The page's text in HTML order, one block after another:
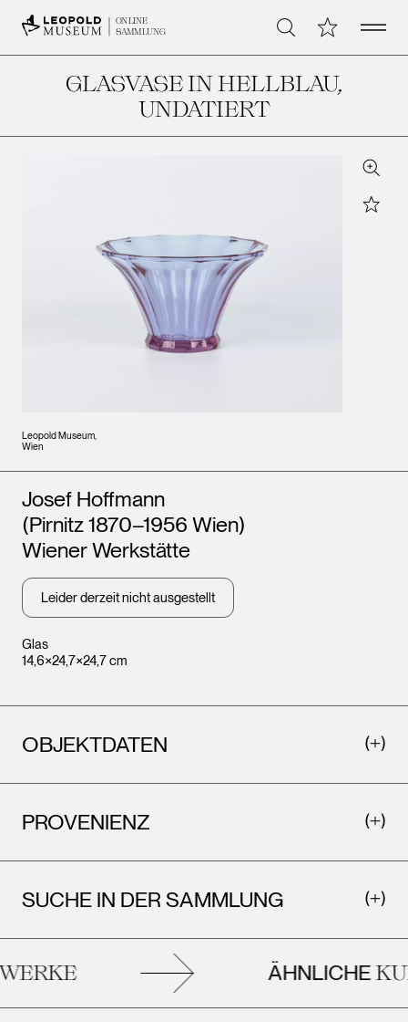
ONLINE
SAMMLUNG
Suche Meine Open
GLASVASE IN HELLBLAU,
UNDATIERT
Leopold Museum,
Wien
Zoom
Star
Glas
14,6×24,7×24,7 cm
Künstler*innen
Josef Hoffmann
(Pirnitz 1870–1956 Wien)
Wiener Werkstätte
Leider derzeit nicht ausgestellt
OBJEKTDATEN
PROVENIENZ
SUCHE IN DER SAMMLUNG
ÄHNLICHE